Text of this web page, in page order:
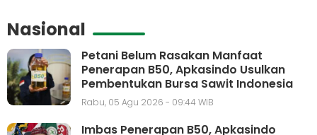
Nasional
Petani Belum Rasakan Manfaat
Penerapan B50, Apkasindo Usulkan
Pembentukan Bursa Sawit Indonesia
Rabu, 05 Agu 2026 - 09:44 WIB
Imbas Penerapan B50, Apkasindo